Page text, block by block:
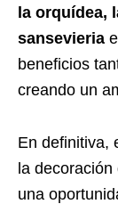
la orquídea,
sansevieria
beneficios
creando un
En definitiva,
la
una